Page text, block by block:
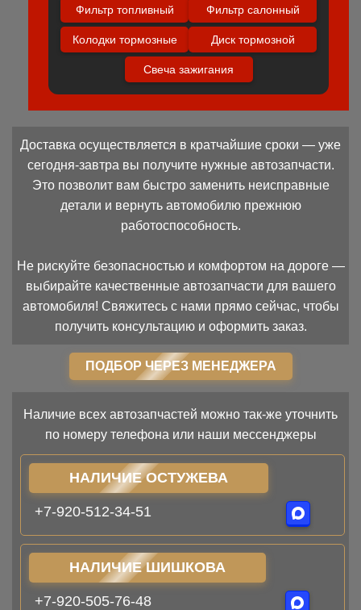
Фильтр топливный Фильтр салонный
Колодки тормозные Диск тормозной
Свеча зажигания
Доставка осуществляется в кратчайшие сроки — уже
сегодня-завтра вы получите нужные автозапчасти.
Это позволит вам быстро заменить неисправные
детали и вернуть автомобилю прежнюю
работоспособность.
Не рискуйте безопасностью и комфортом на дороге —
выбирайте качественные автозапчасти для вашего
автомобиля! Свяжитесь с нами прямо сейчас, чтобы
получить консультацию и оформить заказ.
ПОДБОР ЧЕРЕЗ МЕНЕДЖЕРА
Наличие всех автозапчастей можно так-же уточнить
по номеру телефона или наши мессенджеры
НАЛИЧИЕ ОСТУЖЕВА
+7-920-512-34-51
НАЛИЧИЕ ШИШКОВА
+7-920-505-76-48